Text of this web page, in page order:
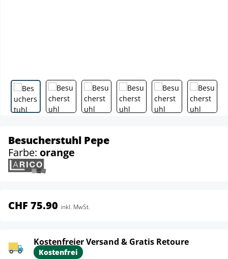
Besucherstuhl Pepe
Farbe: orange
CHF 75.90 inkl. MwSt.
Kostenfreier Versand & Gratis Retoure
Kostenfrei